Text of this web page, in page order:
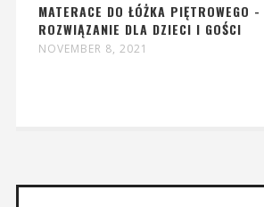
MATERACE DO ŁÓŻKA PIĘTROWEGO -
ROZWIĄZANIE DLA DZIECI I GOŚCI
NOVEMBER 8, 2021